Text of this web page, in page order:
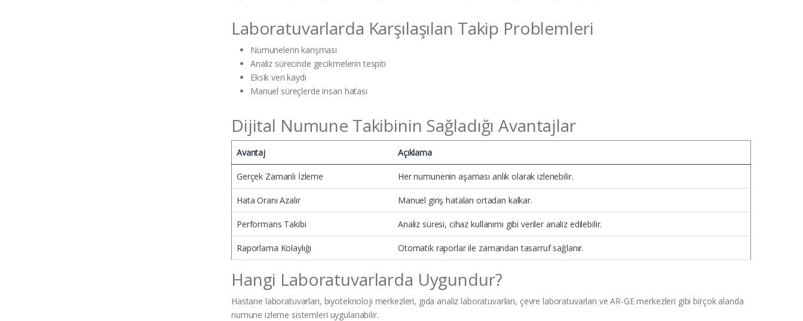
Laboratuvarlarda Karşılaşılan Takip Problemleri
Numunelerin karışması
Analiz sürecinde gecikmelerin tespiti
Eksik veri kaydı
Manuel süreçlerde insan hatası
Dijital Numune Takibinin Sağladığı Avantajlar
Avantaj Açıklama
Gerçek Zamanlı İzleme Her numunenin aşaması anlık olarak izlenebilir.
Hata Oranı Azalır Manuel giriş hataları ortadan kalkar.
Performans Takibi Analiz süresi, cihaz kullanımı gibi veriler analiz edilebilir.
Raporlama Kolaylığı Otomatik raporlar ile zamandan tasarruf sağlanır.
Hangi Laboratuvarlarda Uygundur?
Hastane laboratuvarları, biyoteknoloji merkezleri, gıda analiz laboratuvarları, çevre laboratuvarları ve AR-GE merkezleri gibi birçok alanda
numune izleme sistemleri uygulanabilir.